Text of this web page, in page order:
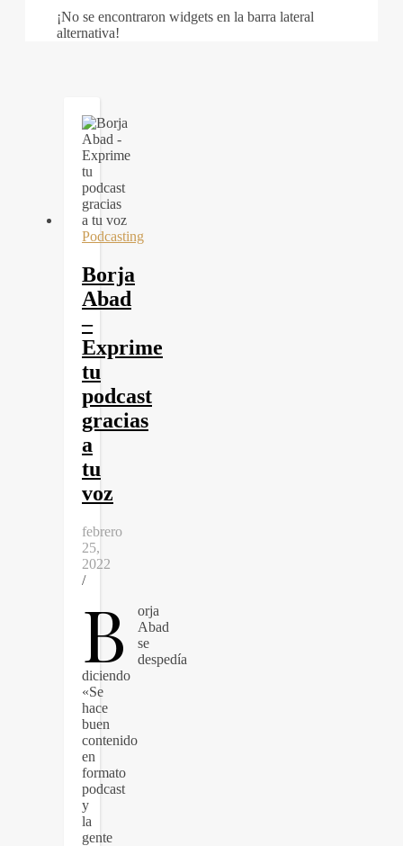
¡No se encontraron widgets en la barra lateral
alternativa!
Podcasting
Borja
Abad
–
Exprime
tu
podcast
gracias
a
tu
voz
febrero
25,
2022
/
B
orja
Abad
se
despedía
diciendo
«Se
hace
buen
contenido
en
formato
podcast
y
la
gente